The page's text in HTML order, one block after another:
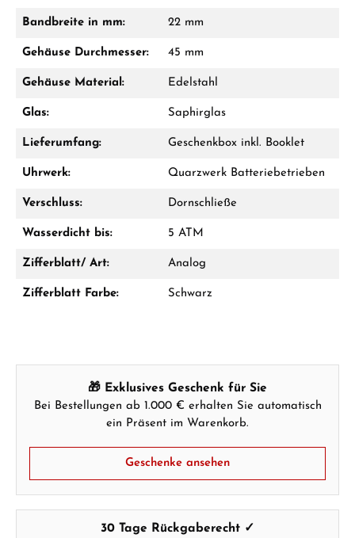
Bandbreite in mm: 22 mm
Gehäuse Durchmesser: 45 mm
Gehäuse Material: Edelstahl
Glas: Saphirglas
Lieferumfang: Geschenkbox inkl. Booklet
Uhrwerk: Quarzwerk Batteriebetrieben
Verschluss: Dornschließe
Wasserdicht bis: 5 ATM
Zifferblatt/ Art: Analog
Zifferblatt Farbe: Schwarz
🎁 Exklusives Geschenk für Sie
Bei Bestellungen ab 1.000 € erhalten Sie automatisch
ein Präsent im Warenkorb.
Geschenke ansehen
30 Tage Rückgaberecht ✓